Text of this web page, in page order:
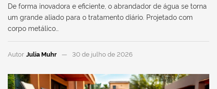
De forma inovadora e eficiente, o abrandador de água se torna
um grande aliado para o tratamento diário. Projetado com
corpo metálico…
Autor Julia Muhr 30 de julho de 2026